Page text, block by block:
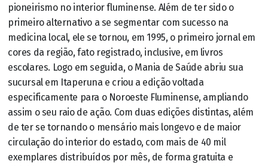
pioneirismo no interior fluminense. Além de ter sido o
primeiro alternativo a se segmentar com sucesso na
medicina local, ele se tornou, em 1995, o primeiro jornal em
cores da região, fato registrado, inclusive, em livros
escolares. Logo em seguida, o Mania de Saúde abriu sua
sucursal em Itaperuna e criou a edição voltada
especificamente para o Noroeste Fluminense, ampliando
assim o seu raio de ação. Com duas edições distintas, além
de ter se tornando o mensário mais longevo e de maior
circulação do interior do estado, com mais de 40 mil
exemplares distribuídos por mês, de forma gratuita e